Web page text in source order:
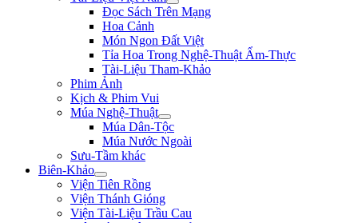
Đọc Sách Trên Mạng
Hoa Cảnh
Món Ngon Đất Việt
Tỉa Hoa Trong Nghệ-Thuật Ẩm-Thực
Tài-Liệu Tham-Khảo
Phim Ảnh
Kịch & Phim Vui
Múa Nghệ-Thuật
Múa Dân-Tộc
Múa Nước Ngoài
Sưu-Tầm khác
Biên-Khảo
Viện Tiên Rồng
Viện Thánh Gióng
Viện Tài-Liệu Trầu Cau